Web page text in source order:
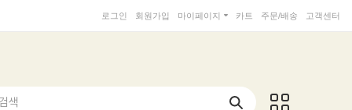
로그인 회원가입 마이페이지 카트 주문/배송 고객센터
색